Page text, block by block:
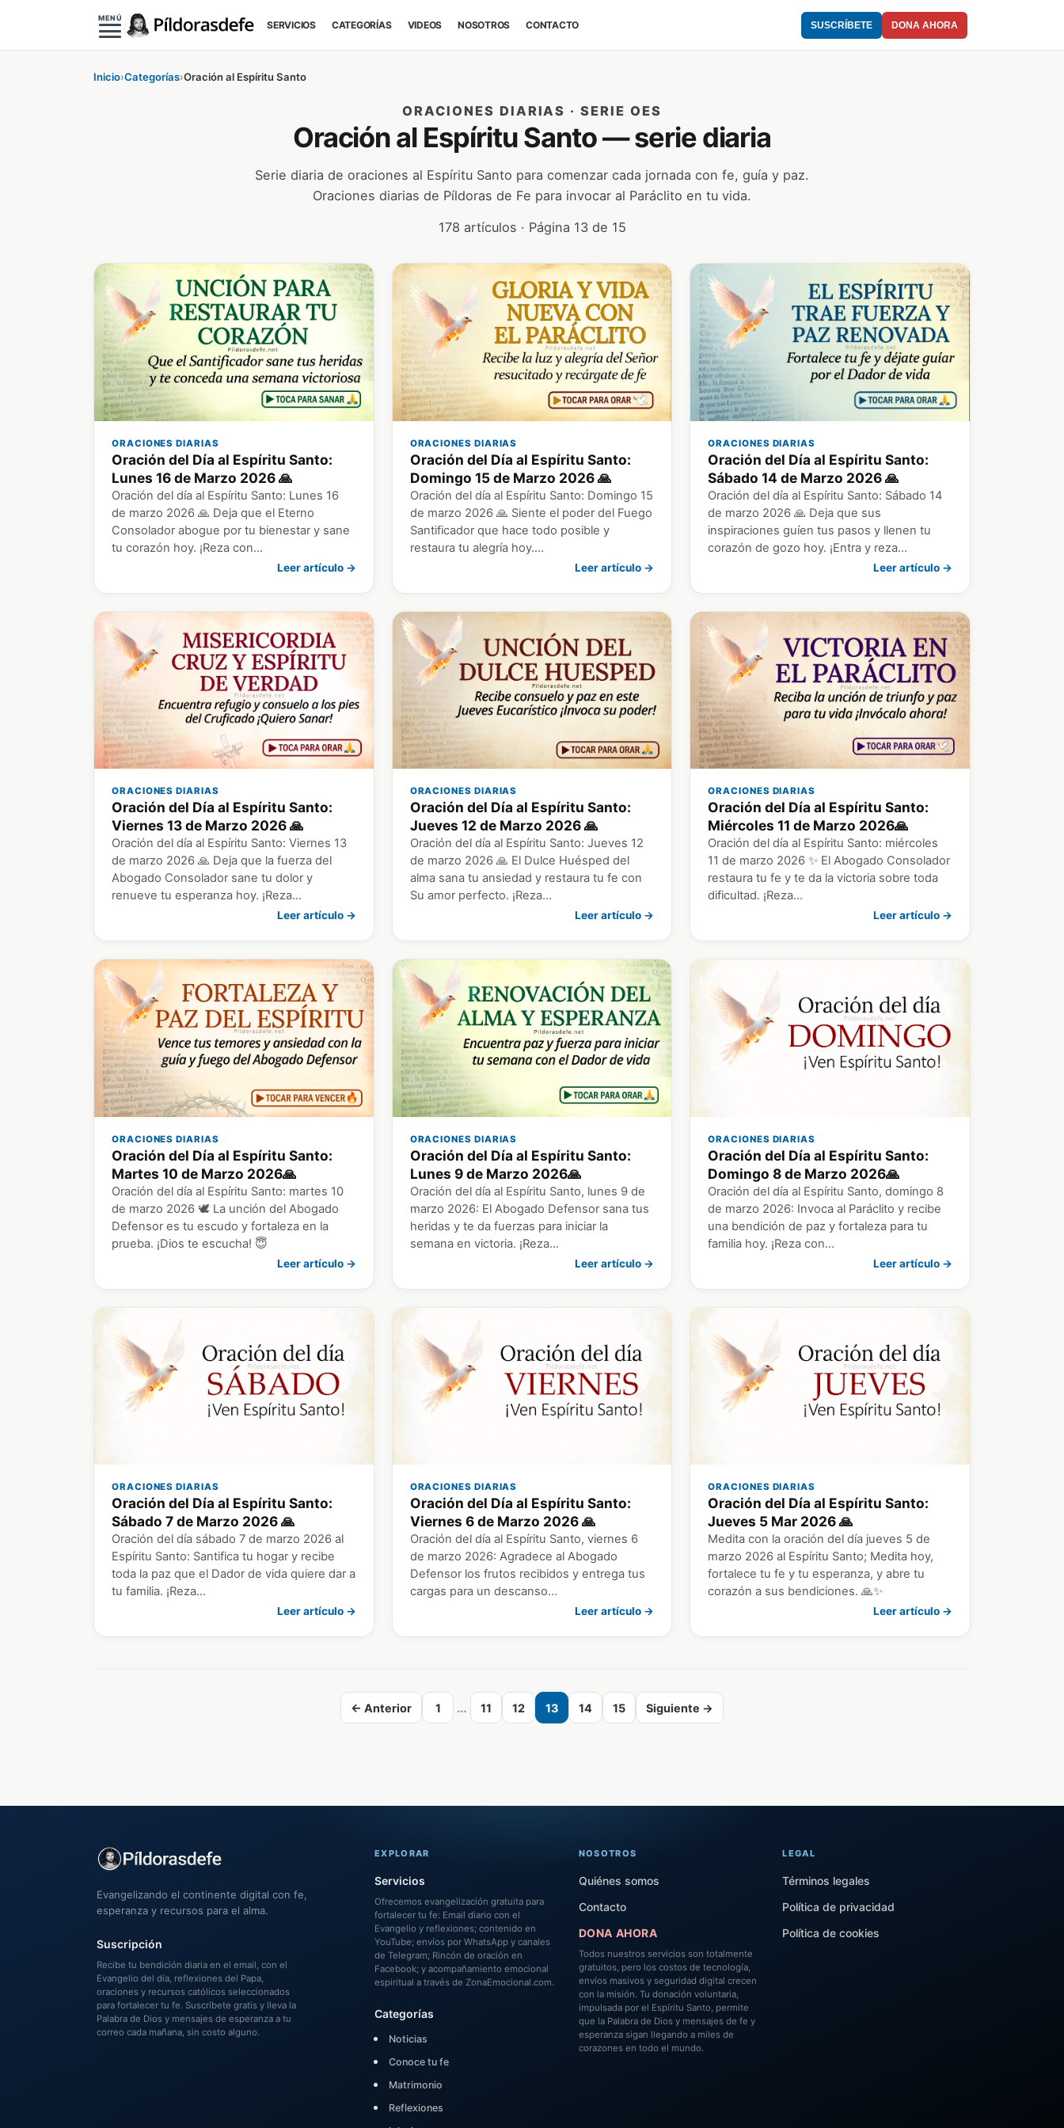
MENÚ
SERVICIOS CATEGORÍAS VIDEOS NOSOTROS CONTACTO SUSCRÍBETE DONA AHORA
Inicio›Categorías›Oración al Espíritu Santo
ORACIONES DIARIAS · SERIE OES
Oración al Espíritu Santo — serie diaria
Serie diaria de oraciones al Espíritu Santo para comenzar cada jornada con fe, guía y paz.
Oraciones diarias de Píldoras de Fe para invocar al Paráclito en tu vida.
178 artículos · Página 13 de 15
ORACIONES DIARIAS
Oración del Día al Espíritu Santo:
Lunes 16 de Marzo 2026 🙏
Oración del día al Espíritu Santo: Lunes 16
de marzo 2026 🙏 Deja que el Eterno
Consolador abogue por tu bienestar y sane
tu corazón hoy. ¡Reza con…
Leer artículo →
ORACIONES DIARIAS
Oración del Día al Espíritu Santo:
Domingo 15 de Marzo 2026 🙏
Oración del día al Espíritu Santo: Domingo 15
de marzo 2026 🙏 Siente el poder del Fuego
Santificador que hace todo posible y
restaura tu alegría hoy.…
Leer artículo →
ORACIONES DIARIAS
Oración del Día al Espíritu Santo:
Sábado 14 de Marzo 2026 🙏
Oración del día al Espíritu Santo: Sábado 14
de marzo 2026 🙏 Deja que sus
inspiraciones guíen tus pasos y llenen tu
corazón de gozo hoy. ¡Entra y reza…
Leer artículo →
ORACIONES DIARIAS
Oración del Día al Espíritu Santo:
Viernes 13 de Marzo 2026 🙏
Oración del día al Espíritu Santo: Viernes 13
de marzo 2026 🙏 Deja que la fuerza del
Abogado Consolador sane tu dolor y
renueve tu esperanza hoy. ¡Reza…
Leer artículo →
ORACIONES DIARIAS
Oración del Día al Espíritu Santo:
Jueves 12 de Marzo 2026 🙏
Oración del día al Espíritu Santo: Jueves 12
de marzo 2026 🙏 El Dulce Huésped del
alma sana tu ansiedad y restaura tu fe con
Su amor perfecto. ¡Reza…
Leer artículo →
ORACIONES DIARIAS
Oración del Día al Espíritu Santo:
Miércoles 11 de Marzo 2026🙏
Oración del día al Espíritu Santo: miércoles
11 de marzo 2026 ✨ El Abogado Consolador
restaura tu fe y te da la victoria sobre toda
dificultad. ¡Reza…
Leer artículo →
ORACIONES DIARIAS
Oración del Día al Espíritu Santo:
Martes 10 de Marzo 2026🙏
Oración del día al Espíritu Santo: martes 10
de marzo 2026 🕊️ La unción del Abogado
Defensor es tu escudo y fortaleza en la
prueba. ¡Dios te escucha! 😇
Leer artículo →
ORACIONES DIARIAS
Oración del Día al Espíritu Santo:
Lunes 9 de Marzo 2026🙏
Oración del día al Espíritu Santo, lunes 9 de
marzo 2026: El Abogado Defensor sana tus
heridas y te da fuerzas para iniciar la
semana en victoria. ¡Reza…
Leer artículo →
ORACIONES DIARIAS
Oración del Día al Espíritu Santo:
Domingo 8 de Marzo 2026🙏
Oración del día al Espíritu Santo, domingo 8
de marzo 2026: Invoca al Paráclito y recibe
una bendición de paz y fortaleza para tu
familia hoy. ¡Reza con…
Leer artículo →
ORACIONES DIARIAS
Oración del Día al Espíritu Santo:
Sábado 7 de Marzo 2026 🙏
Oración del día sábado 7 de marzo 2026 al
Espíritu Santo: Santifica tu hogar y recibe
toda la paz que el Dador de vida quiere dar a
tu familia. ¡Reza…
Leer artículo →
ORACIONES DIARIAS
Oración del Día al Espíritu Santo:
Viernes 6 de Marzo 2026 🙏
Oración del día al Espíritu Santo, viernes 6
de marzo 2026: Agradece al Abogado
Defensor los frutos recibidos y entrega tus
cargas para un descanso…
Leer artículo →
ORACIONES DIARIAS
Oración del Día al Espíritu Santo:
Jueves 5 Mar 2026 🙏
Medita con la oración del día jueves 5 de
marzo 2026 al Espíritu Santo; Medita hoy,
fortalece tu fe y tu esperanza, y abre tu
corazón a sus bendiciones. 🙏✨
Leer artículo →
← Anterior 1 … 11 12 13 14 15 Siguiente →
Evangelizando el continente digital con fe,
esperanza y recursos para el alma.
Suscripción
Recibe tu bendición diaria en el email, con el
Evangelio del día, reflexiones del Papa,
oraciones y recursos católicos seleccionados
para fortalecer tu fe. Suscríbete gratis y lleva la
Palabra de Dios y mensajes de esperanza a tu
correo cada mañana, sin costo alguno.
EXPLORAR
Servicios
Ofrecemos evangelización gratuita para
fortalecer tu fe: Email diario con el
Evangelio y reflexiones; contenido en
YouTube; envíos por WhatsApp y canales
de Telegram; Rincón de oración en
Facebook; y acompañamiento emocional
espiritual a través de ZonaEmocional.com.
Categorías
Noticias
Conoce tu fe
Matrimonio
Reflexiones
NOSOTROS
Quiénes somos
Contacto
DONA AHORA
Todos nuestros servicios son totalmente
gratuitos, pero los costos de tecnología,
envíos masivos y seguridad digital crecen
con la misión. Tu donación voluntaria,
impulsada por el Espíritu Santo, permite
que la Palabra de Dios y mensajes de fe y
esperanza sigan llegando a miles de
corazones en todo el mundo.
LEGAL
Términos legales
Política de privacidad
Política de cookies